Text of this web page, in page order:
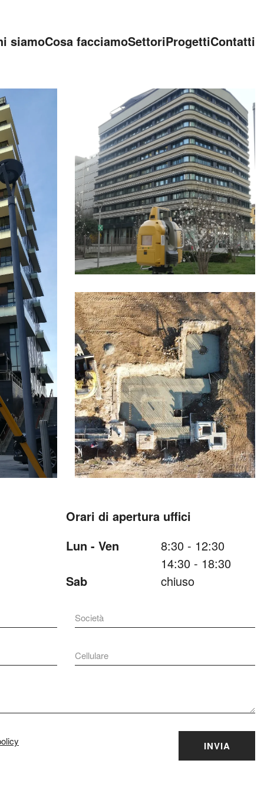
siamoCosa facciamoSettoriProgettiContatti
Orari di apertura uffici
Lun - Ven
Sab
8:30 - 12:30
14:30 - 18:30
chiuso
INVIA